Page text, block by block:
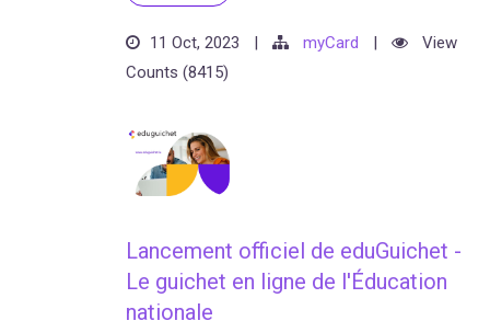
11 Oct, 2023 | myCard |
View
Counts (8415)
Lancement officiel de eduGuichet -
Le guichet en ligne de l'Éducation
nationale